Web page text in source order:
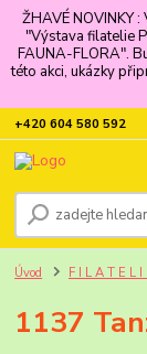
ŽHAVÉ NOVINKY
"Výstava filatelie
FAUNA-FLORA".
této akci, ukázky
+420 604 580 592
Úvod F I L A T E L I
1137